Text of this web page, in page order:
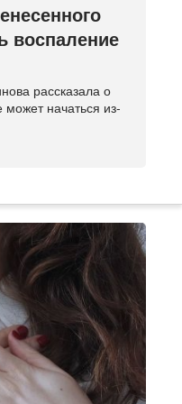
воспаление
рассказала о
начаться из-